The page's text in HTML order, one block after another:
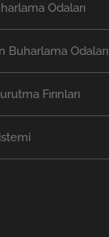
Odaları
Buharlama Odaları
Fırınları